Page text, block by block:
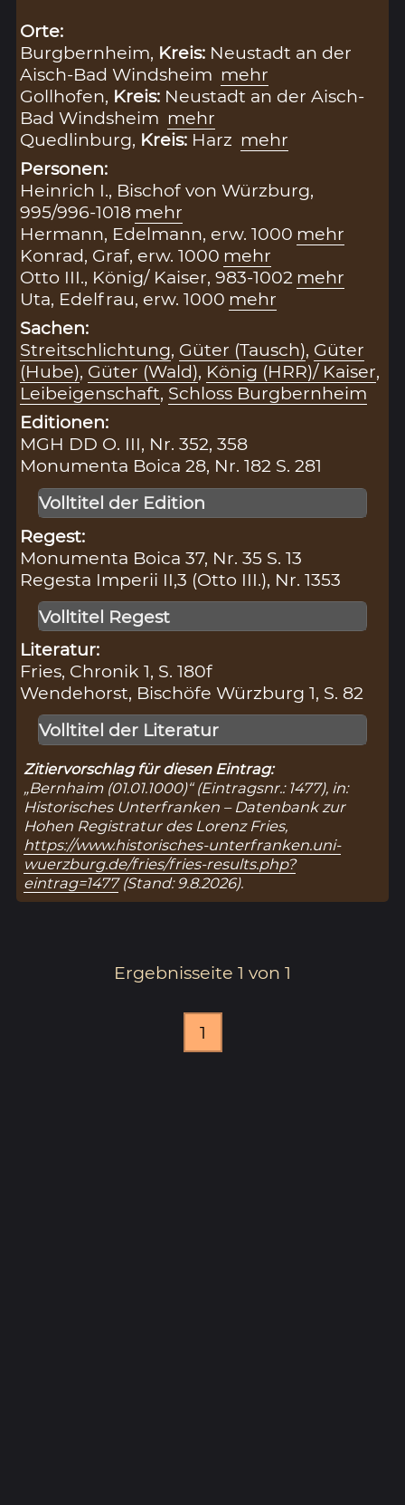
Orte:
Burgbernheim, Kreis: Neustadt an der
Aisch-Bad Windsheim mehr
Gollhofen, Kreis: Neustadt an der Aisch-
Bad Windsheim mehr
Quedlinburg, Kreis: Harz mehr
Personen:
Heinrich I., Bischof von Würzburg,
995/996-1018 mehr
Hermann, Edelmann, erw. 1000 mehr
Konrad, Graf, erw. 1000 mehr
Otto III., König/ Kaiser, 983-1002 mehr
Uta, Edelfrau, erw. 1000 mehr
Sachen:
Streitschlichtung, Güter (Tausch), Güter
(Hube), Güter (Wald), König (HRR)/ Kaiser,
Leibeigenschaft, Schloss Burgbernheim
Editionen:
MGH DD O. III, Nr. 352, 358
Monumenta Boica 28, Nr. 182 S. 281
Volltitel der Edition
Regest:
Monumenta Boica 37, Nr. 35 S. 13
Regesta Imperii II,3 (Otto III.), Nr. 1353
Volltitel Regest
Literatur:
Fries, Chronik 1, S. 180f
Wendehorst, Bischöfe Würzburg 1, S. 82
Volltitel der Literatur
Zitiervorschlag für diesen Eintrag:
„Bernhaim (01.01.1000)“ (Eintragsnr.: 1477), in:
Historisches Unterfranken – Datenbank zur
Hohen Registratur des Lorenz Fries,
https://www.historisches-unterfranken.uni-
wuerzburg.de/fries/fries-results.php?
eintrag=1477(Stand: 9.8.2026).
Ergebnisseite 1 von 1
1